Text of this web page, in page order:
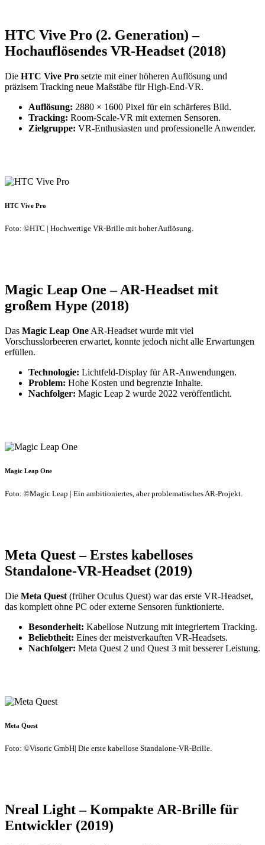
HTC Vive Pro (2. Generation) –
Hochauflösendes VR-Headset (2018)
Die HTC Vive Pro setzte mit einer höheren Auflösung und
präzisem Tracking neue Maßstäbe für High-End-VR.
Auflösung: 2880 × 1600 Pixel für ein schärferes Bild.
Tracking: Room-Scale-VR mit externen Sensoren.
Zielgruppe: VR-Enthusiasten und professionelle Anwender.
HTC Vive Pro
Foto: ©HTC | Hochwertige VR-Brille mit hoher Auflösung.
Magic Leap One – AR-Headset mit
großem Hype (2018)
Das Magic Leap One AR-Headset wurde mit viel
Vorschusslorbeeren erwartet, konnte jedoch nicht alle Erwartungen
erfüllen.
Technologie: Lichtfeld-Display für AR-Anwendungen.
Problem: Hohe Kosten und begrenzte Inhalte.
Nachfolger: Magic Leap 2 wurde 2022 veröffentlicht.
Magic Leap One
Foto: ©Magic Leap | Ein ambitioniertes, aber problematisches AR-Projekt.
Meta Quest – Erstes kabelloses
Standalone-VR-Headset (2019)
Die Meta Quest (früher Oculus Quest) war das erste VR-Headset,
das komplett ohne PC oder externe Sensoren funktionierte.
Besonderheit: Kabellose Nutzung mit integriertem Tracking.
Beliebtheit: Eines der meistverkauften VR-Headsets.
Nachfolger: Meta Quest 2 und Quest 3 mit besserer Leistung.
Meta Quest
Foto: ©Visoric GmbH| Die erste kabellose Standalone-VR-Brille.
Nreal Light – Kompakte AR-Brille für
Entwickler (2019)